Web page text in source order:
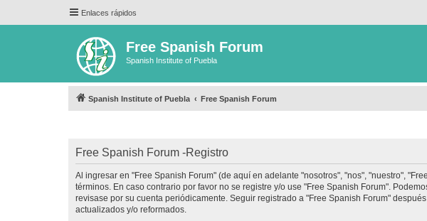
Enlaces rápidos
Free Spanish Forum
Spanish Institute of Puebla
Spanish Institute of Puebla Free Spanish Forum
Free Spanish Forum -Registro
Al ingresar en "Free Spanish Forum" (de aquí en adelante "nosotros", "nos", "nuestro",
términos. En caso contrario por favor no se registre y/o use "Free Spanish Forum".
revisase por su cuenta periódicamente. Seguir registrado a "Free Spanish Forum"
actualizados y/o reformados.